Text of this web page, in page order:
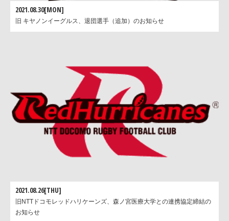
2021.08.30[MON]
旧 キヤノンイーグルス、退団選手（追加）のお知らせ
2021.08.26[THU]
旧NTTドコモレッドハリケーンズ、森ノ宮医療大学との連携協定締結の
お知らせ